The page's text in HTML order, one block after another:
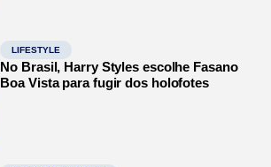
LIFESTYLE
No Brasil, Harry Styles escolhe Fasano
Boa Vista para fugir dos holofotes